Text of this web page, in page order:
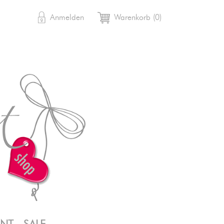
 Anmelden shopping_cart Warenkorb (0)